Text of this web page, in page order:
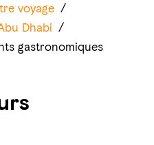
voyage /
Dhabi /
gastronomiques